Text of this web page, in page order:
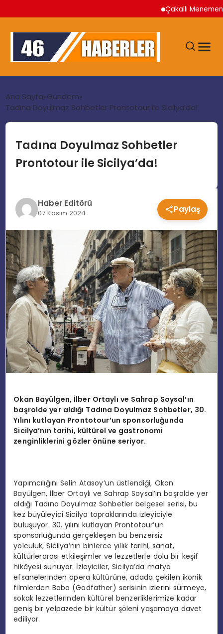
Çakallı Menemeni
GÜNDEM
EKONOMI
TEKNOLOJI
EĞITIM
MAGAZIN
SPOR
YAŞAM
Ana Sayfa Gündem
Tadına Doyulmaz Sohbetler Prontotour ile Sicilya’da!
Tadına Doyulmaz Sohbetler
Prontotour ile Sicilya’da!
Haber Editörü
07 Kasım 2024 Paylaş
Okan Bayülgen, İlber Ortaylı ve Sahrap Soysal’ın
başrolde yer aldığı Tadına Doyulmaz Sohbetler, 30.
Yılını kutlayan Prontotour’un sponsorluğunda
Sicilya’nın tarihi, kültürel ve gastronomi
zenginliklerini gözler önüne seriyor.
Yapımcılığını Selin Atasoy’un üstlendiği, Okan
Bayülgen, İlber Ortaylı ve Sahrap Soysal’ın başrolde yer
aldığı Tadına Doyulmaz Sohbetler belgesel serisi, bu
kez büyüleyici Sicilya topraklarında izleyiciyle
buluşuyor. 30. yılını kutlayan Prontotour’un
sponsorluğunda gerçekleşen bu benzersiz
yolculuk, Sicilya’nın binlerce yıllık tarihi, sanat,
kültürlerarası etkileşimler ve lezzetlerle dolu bir keşif
hikâyesi sunuyor. İzleyiciler, Sicilya’da mafya
efsanelerinden opera kültürüne, adada çekilen ikonik
filmlerden Baba (Godfather) serisinin izlerini sürmeye,
sokak lezzetlerinden kültürel benzerliklerimize kadar
geniş bir yelpazede bir kültür şöleni yaşamaya davet
ediliyor.